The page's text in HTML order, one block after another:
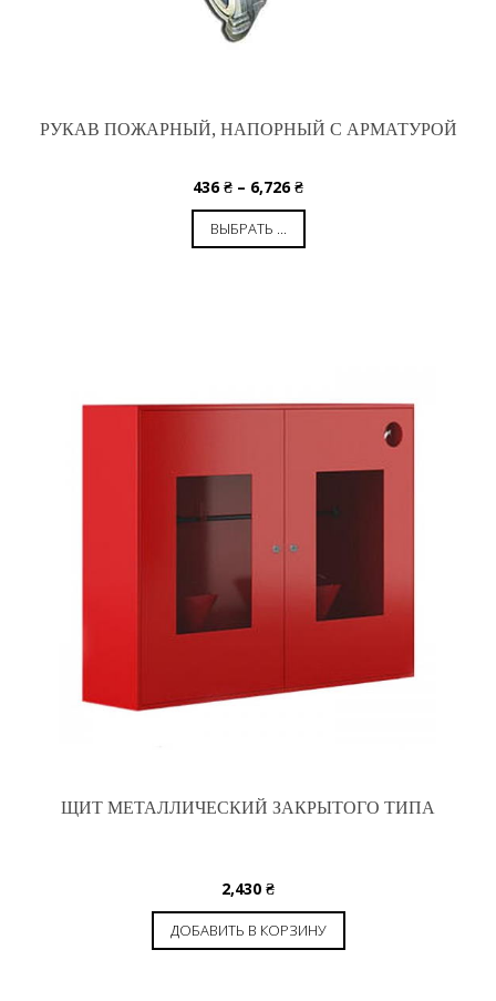
РУКАВ ПОЖАРНЫЙ, НАПОРНЫЙ С АРМАТУРОЙ
436₴ – 6,726₴
ВЫБРАТЬ ...
ЩИТ МЕТАЛЛИЧЕСКИЙ ЗАКРЫТОГО ТИПА
2,430 ₴
ДОБАВИТЬ В КОРЗИНУ